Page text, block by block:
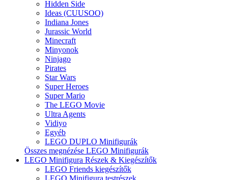
Hidden Side
Ideas (CUUSOO)
Indiana Jones
Jurassic World
Minecraft
Minyonok
Ninjago
Pirates
Star Wars
Super Heroes
Super Mario
The LEGO Movie
Ultra Agents
Vidiyo
Egyéb
LEGO DUPLO Minifigurák
Összes megnézése LEGO Minifigurák
LEGO Minifigura Részek & Kiegészítők
LEGO Friends kiegészítők
LEGO Minifigura testrészek